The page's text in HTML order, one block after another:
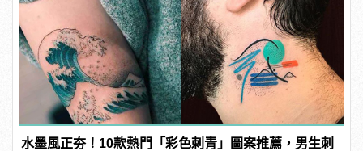
水墨風正夯！10款熱門「彩色刺青」圖案推薦，男生刺